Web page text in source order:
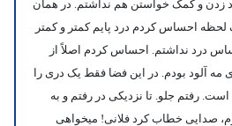
زدن و کمک خواستن هم نداشتم. در همان
احساس کردم درد پایم کمتر و کمتر
درد نداشتم. احساس کردم اصلاً از
آلود بودم. در این فضا فقط یک دری را
رفتم جلو. تا نزدیکی در رفتم و به
صدایی خطاب کرد فلانی! میخواهی